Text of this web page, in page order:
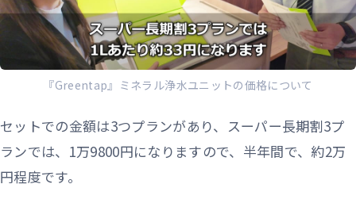
『Greentap』ミネラル浄水ユニットの価格について
セットでの金額は3つプランがあり、スーパー長期割3プ
ランでは、1万9800円になりますので、半年間で、約2万
円程度です。